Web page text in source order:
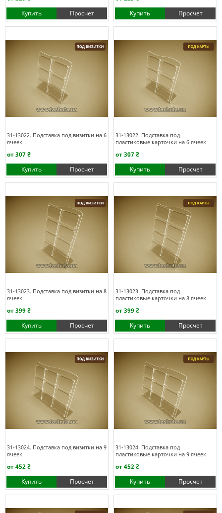
Купить
Просчет
Купить
Просчет
31-13022. Подставка под визитки на 6
ячеек
от 307 ₴
Купить
Просчет
31-13022. Подставка под
пластиковые карточки на 6 ячеек
от 307 ₴
Купить
Просчет
31-13023. Подставка под визитки на 8
ячеек
от 399 ₴
Купить
Просчет
31-13023. Подставка под
пластиковые карточки на 8 ячеек
от 399 ₴
Купить
Просчет
31-13024. Подставка под визитки на 9
ячеек
от 452 ₴
Купить
Просчет
31-13024. Подставка под
пластиковые карточки на 9 ячеек
от 452 ₴
Купить
Просчет